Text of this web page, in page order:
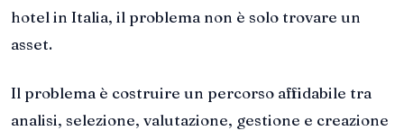
hotel in Italia, il problema non è solo trovare un
asset.
Il problema è costruire un percorso affidabile tra
analisi, selezione, valutazione, gestione e creazione